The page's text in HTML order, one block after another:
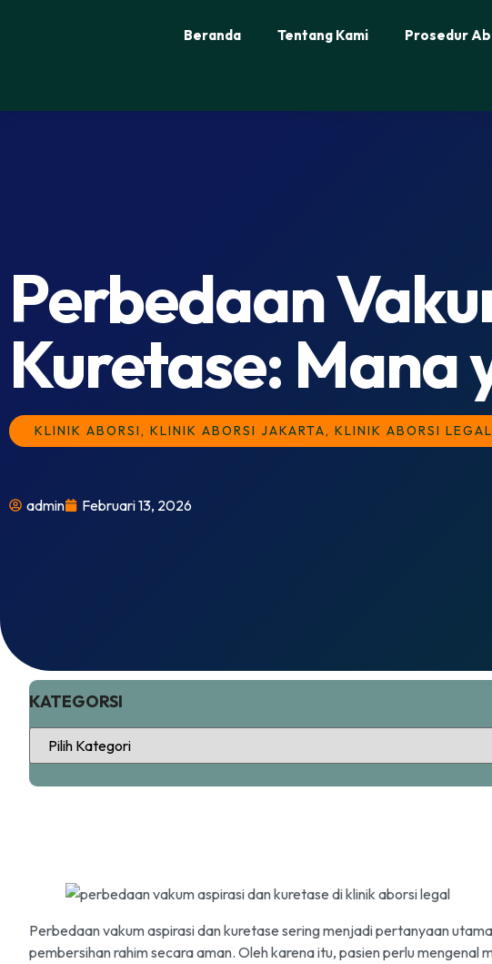
Beranda Tentang Kami Prosedur
Perbedaan
Kuretase: Mana
KLINIK ABORSI, KLINIK ABORSI JAKARTA, KLINIK ABORSI LEGAL
admin Februari 13, 2026
KATEGORSI
Perbedaan vakum aspirasi dan kuretase sering menjadi pertanyaan
pembersihan rahim secara aman. Oleh karena itu, pasien perlu mengenal